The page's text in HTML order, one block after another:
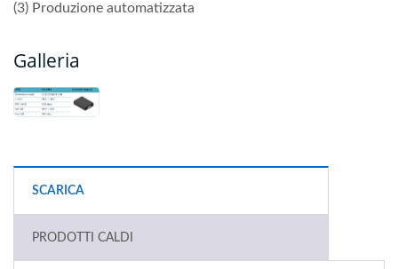
(3) Produzione automatizzata
Galleria
SCARICA
PRODOTTI CALDI